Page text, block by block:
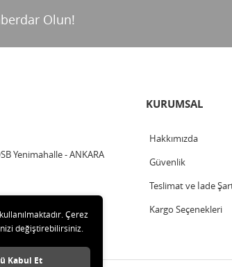
Olun!
Yenimahalle - ANKARA
KURUMSAL
Hakkımızda
Güvenlik
Teslimat ve İade
Kargo Seçenekleri
Çerez
değiştirebilirsiniz.
Kabul Et